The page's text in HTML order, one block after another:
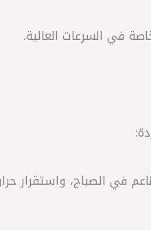
في السرعات العالية.